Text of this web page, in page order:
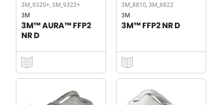
3M_9320+, 3M_9322+
3M
3M™ AURA™ FFP2
NR D
3M_8810, 3M_8822
3M
3M™ FFP2 NR D